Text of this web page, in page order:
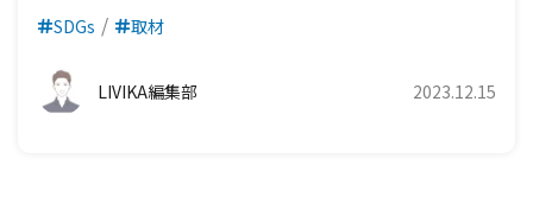
SDGs 取材
LIVIKA編集部 2023.12.15